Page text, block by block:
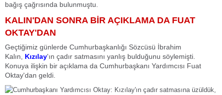
bağış çağrısında bulunmuştu.
KALIN'DAN SONRA BİR AÇIKLAMA DA FUAT
OKTAY'DAN
Geçtiğimiz günlerde Cumhurbaşkanlığı Sözcüsü İbrahim
Kalın, Kızılay'ın çadır satmasını yanlış bulduğunu söylemişti.
Konuya ilişkin bir açıklama da Cumhurbaşkanı Yardımcısı Fuat
Oktay'dan geldi.